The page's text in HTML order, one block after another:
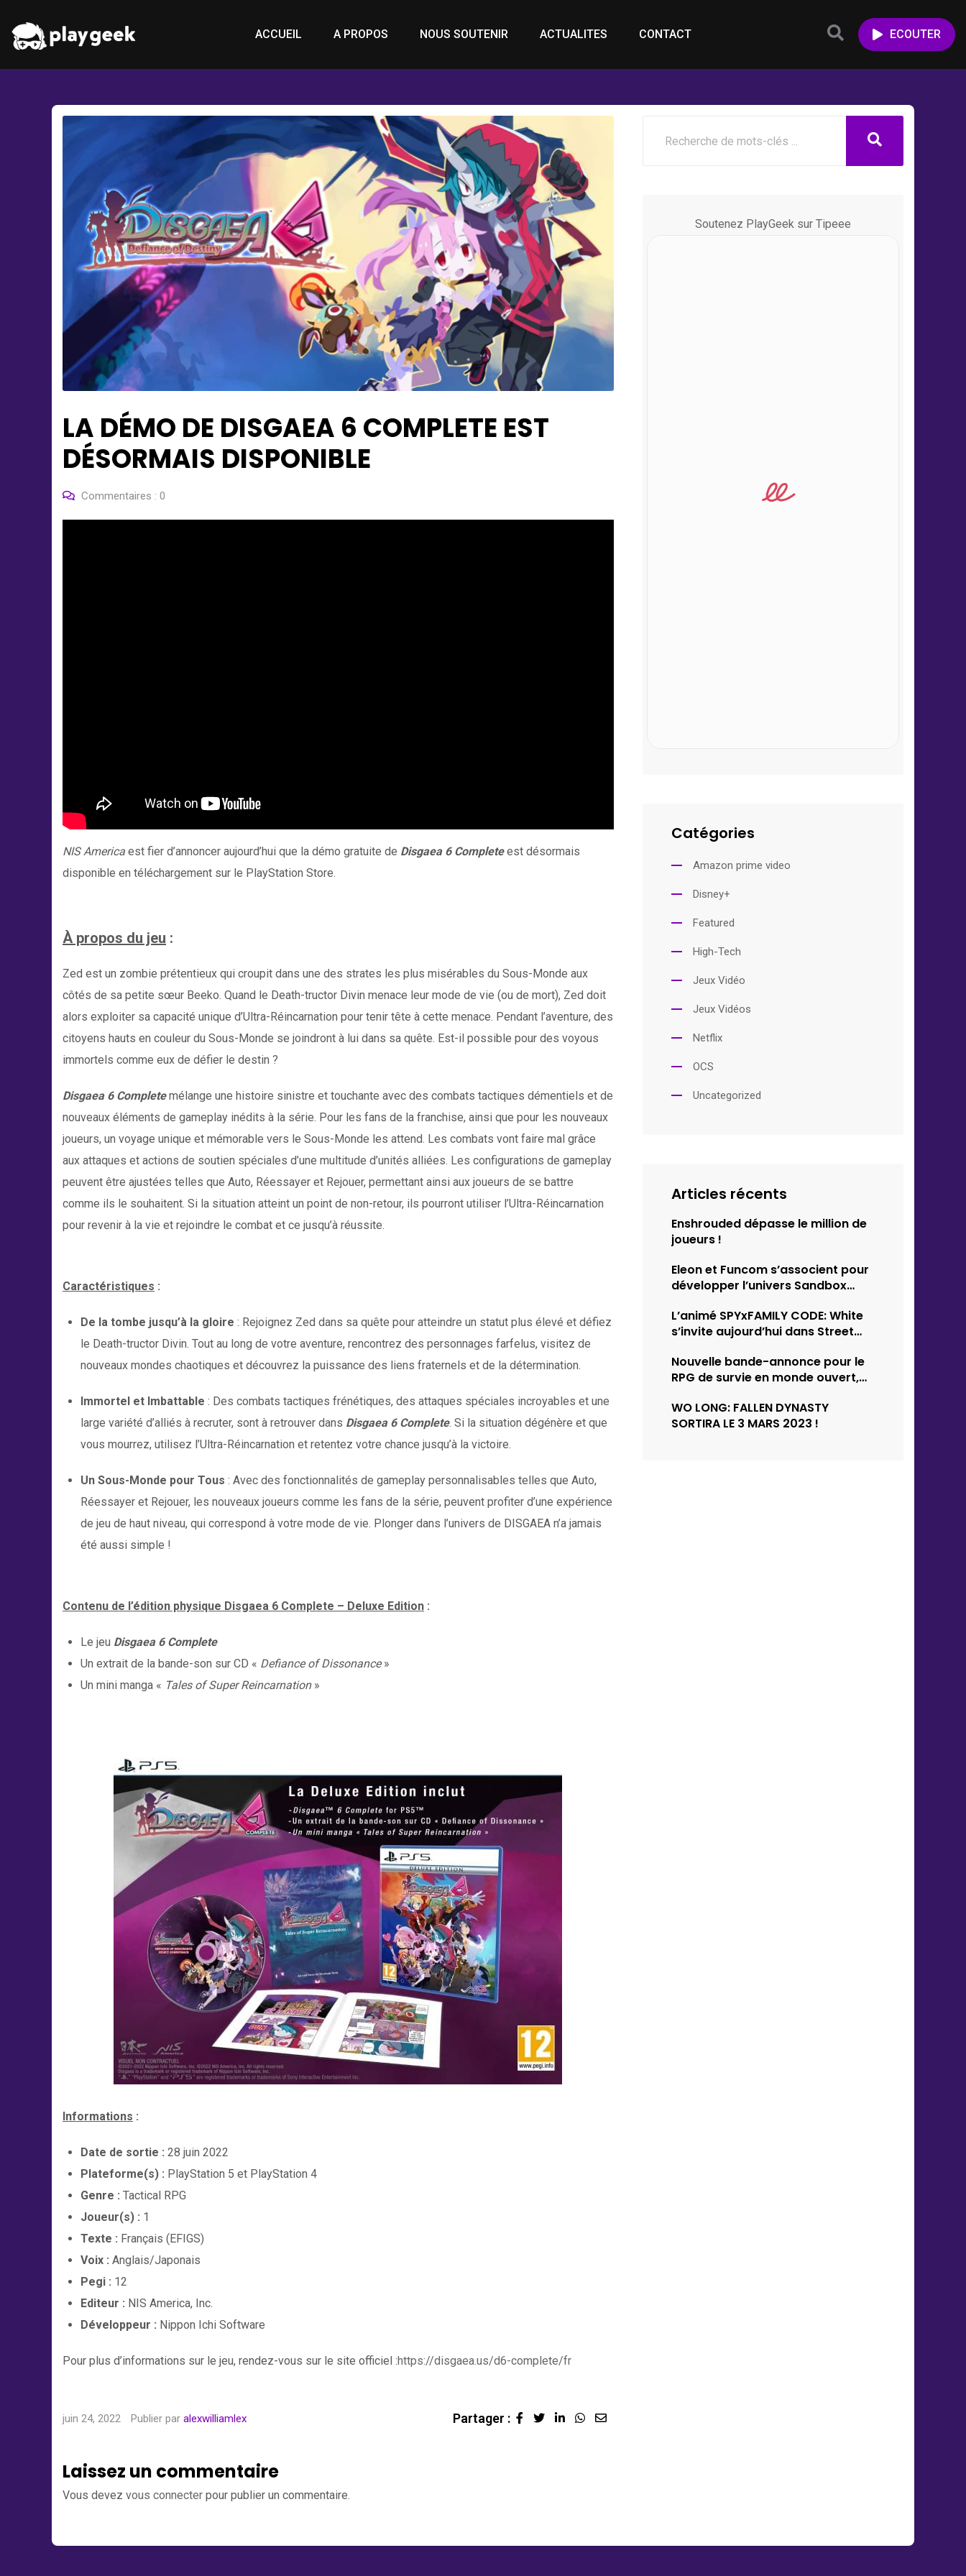
ACCUEIL A PROPOS NOUS SOUTENIR ACTUALITES CONTACT ECOUTER
LA DÉMO DE DISGAEA 6 COMPLETE EST
DÉSORMAIS DISPONIBLE
Commentaires : 0
NIS America est fier d’annoncer aujourd’hui que la démo gratuite de Disgaea 6 Completeest désormais
disponible en téléchargement sur le PlayStation Store.
À propos du jeu :
Zed est un zombie prétentieux qui croupit dans une des strates les plus misérables du Sous-Monde aux
côtés de sa petite sœur Beeko. Quand le Death-tructor Divin menace leur mode de vie (ou de mort), Zed doit
alors exploiter sa capacité unique d’Ultra-Réincarnation pour tenir tête à cette menace. Pendant l’aventure, des
citoyens hauts en couleur du Sous-Monde se joindront à lui dans sa quête. Est-il possible pour des voyous
immortels comme eux de défier le destin ?
Disgaea 6 Completemélange une histoire sinistre et touchante avec des combats tactiques démentiels et de
nouveaux éléments de gameplay inédits à la série. Pour les fans de la franchise, ainsi que pour les nouveaux
joueurs, un voyage unique et mémorable vers le Sous-Monde les attend. Les combats vont faire mal grâce
aux attaques et actions de soutien spéciales d’une multitude d’unités alliées. Les configurations de gameplay
peuvent être ajustées telles que Auto, Réessayer et Rejouer, permettant ainsi aux joueurs de se battre
comme ils le souhaitent. Si la situation atteint un point de non-retour, ils pourront utiliser l’Ultra-Réincarnation
pour revenir à la vie et rejoindre le combat et ce jusqu’à réussite.
Caractéristiques :
De la tombe jusqu’à la gloire : Rejoignez Zed dans sa quête pour atteindre un statut plus élevé et défiez
le Death-tructor Divin. Tout au long de votre aventure, rencontrez des personnages farfelus, visitez de
nouveaux mondes chaotiques et découvrez la puissance des liens fraternels et de la détermination.
Immortel et Imbattable : Des combats tactiques frénétiques, des attaques spéciales incroyables et une
large variété d’alliés à recruter, sont à retrouver dans Disgaea 6 Complete. Si la situation dégénère et que
vous mourrez, utilisez l’Ultra-Réincarnation et retentez votre chance jusqu’à la victoire.
Un Sous-Monde pour Tous : Avec des fonctionnalités de gameplay personnalisables telles que Auto,
Réessayer et Rejouer, les nouveaux joueurs comme les fans de la série, peuvent profiter d’une expérience
de jeu de haut niveau, qui correspond à votre mode de vie. Plonger dans l’univers de DISGAEA n’a jamais
été aussi simple !
Contenu de l’édition physique Disgaea 6 Complete – Deluxe Edition :
Le jeu Disgaea 6 Complete
Un extrait de la bande-son sur CD « Defiance of Dissonance»
Un mini manga « Tales of Super Reincarnation»
Informations :
Date de sortie : 28 juin 2022
Plateforme(s) : PlayStation 5 et PlayStation 4
Genre : Tactical RPG
Joueur(s) : 1
Texte : Français (EFIGS)
Voix : Anglais/Japonais
Pegi : 12
Editeur : NIS America, Inc.
Développeur : Nippon Ichi Software
Pour plus d’informations sur le jeu, rendez-vous sur le site officiel :https://disgaea.us/d6-complete/fr
juin 24, 2022 Publier par alexwilliamlex Partager : LinkedInWhatsapp
Share
Laissez un commentaire
Vous devez vous connecter pour publier un commentaire.
Soutenez PlayGeek sur Tipeee
Catégories
Amazon prime video
Disney+
Featured
High-Tech
Jeux Vidéo
Jeux Vidéos
Netflix
OCS
Uncategorized
Articles récents
Enshrouded dépasse le million de
joueurs !
Eleon et Funcom s’associent pour
développer l’univers Sandbox
L’animé SPYxFAMILY CODE: White
s’invite aujourd’hui dans Street
Nouvelle bande-annonce pour le
RPG de survie en monde ouvert,…
WO LONG: FALLEN DYNASTY
SORTIRA LE 3 MARS 2023 !